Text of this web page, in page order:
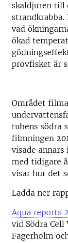
skaldjuren till
vad
ökad
provfisket är
Området
tubens södra
filmningen
visade
med tidigare
visar hur det
Ladda ner
Aqua reports
vid Södra
Fagerholm